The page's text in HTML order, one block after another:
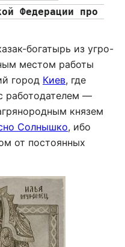
Федерации про
богатырь из угро-
местом работы
город Киев, где
работодателем —
князем
Солнышко, ибо
от постоянных